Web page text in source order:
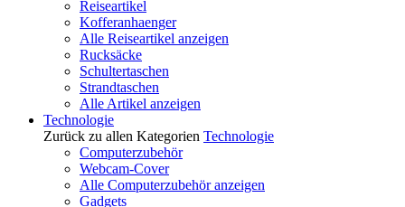
Reiseartikel
Kofferanhaenger
Alle Reiseartikel anzeigen
Rucksäcke
Schultertaschen
Strandtaschen
Alle Artikel anzeigen
Technologie
Zurück zu allen Kategorien Technologie
Computerzubehör
Webcam-Cover
Alle Computerzubehör anzeigen
Gadgets